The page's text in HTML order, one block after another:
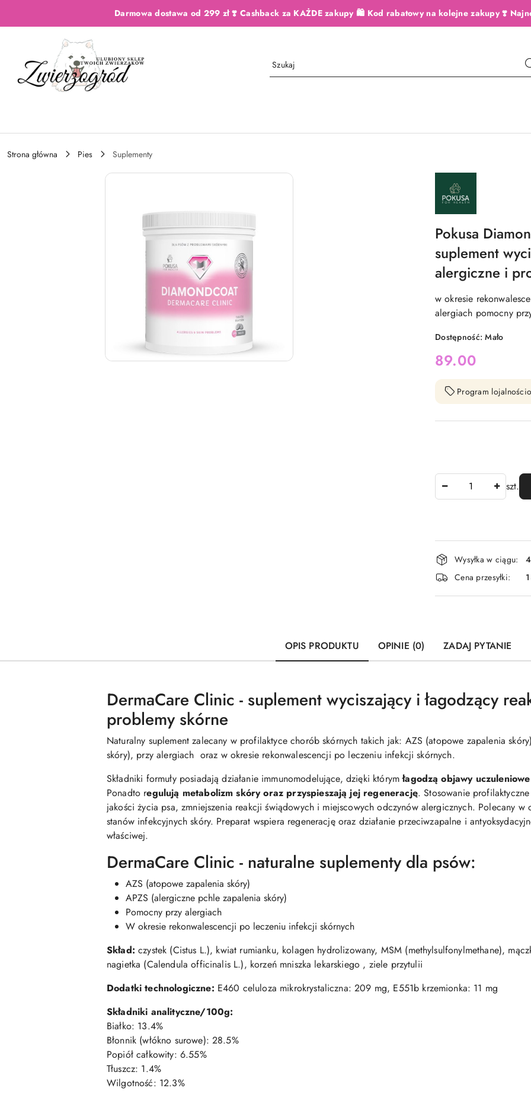
Przejdź do treści głównej
Przejdź do wyszukiwarki
Przejdź do moje konto
Przejdź do menu głównego
Przejdź do opisu produktuDarmowa dostawa od 299 zł ❣️ Cashback za KAŻDE zakupy 🛍️ Kod rabatowy na kolejne zakupy ❣️
Strona główna Pies
Suplementy
NAZWA
PRODUCENTA:
POKUSA
Pokusa
suplement
alergiczne i
w okresie
alergiach pomocny
Dostępność:Mało
cena:
89.00
Program
szt.
Dostępność
i
dostawa
Wysyłka w ciągu:
Cena przesyłki:
OPIS PRODUKTU OPINIE (0) ZADAJ PYTANIE
DermaCare Clinic - suplement wyciszający i łagodzący
problemy skórne
Naturalny suplement zalecany w profilaktyce chorób skórnych takich jak: AZS (atopowe zapalenia
skóry), przy alergiach oraz w okresie rekonwalescencji po leczeniu infekcji skórnych.
Składniki formuły posiadają działanie immunomodelujące, dzięki którymłagodzą objawy
Ponadto regulują metabolizm skóry oraz przyspieszają jej regenerację. Stosowanie
jakości życia psa, zmniejszenia reakcji świądowych i miejscowych odczynów alergicznych. Polecany w
stanów infekcyjnych skóry. Preparat wspiera regenerację oraz działanie przeciwzapalne i
właściwej.
DermaCare Clinic - naturalne suplementy dla psów:
AZS (atopowe zapalenia skóry)
APZS (alergiczne pchle zapalenia skóry)
Pomocny przy alergiach
W okresie rekonwalescencji po leczeniu infekcji skórnych
Skład: czystek (Cistus L.), kwiat rumianku, kolagen hydrolizowany, MSM (methylsulfonylmethane),
nagietka (Calendula officinalis L.), korzeń mniszka lekarskiego , ziele przytulii
Dodatki technologiczne: E460 celuloza mikrokrystaliczna: 209 mg, E551b krzemionka: 11 mg
Składniki analityczne/100g:
Białko: 13.4%
Błonnik (włókno surowe): 28.5%
Popiół całkowity: 6.55%
Tłuszcz: 1.4%
Wilgotność: 12.3%